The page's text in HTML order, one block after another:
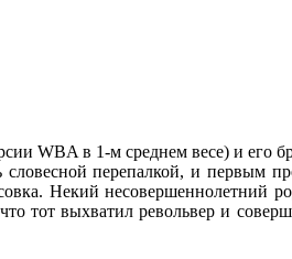
WBA в 1-м среднем весе) и его
перепалкой, и первым
Некий несовершеннолетний
тот выхватил револьвер и